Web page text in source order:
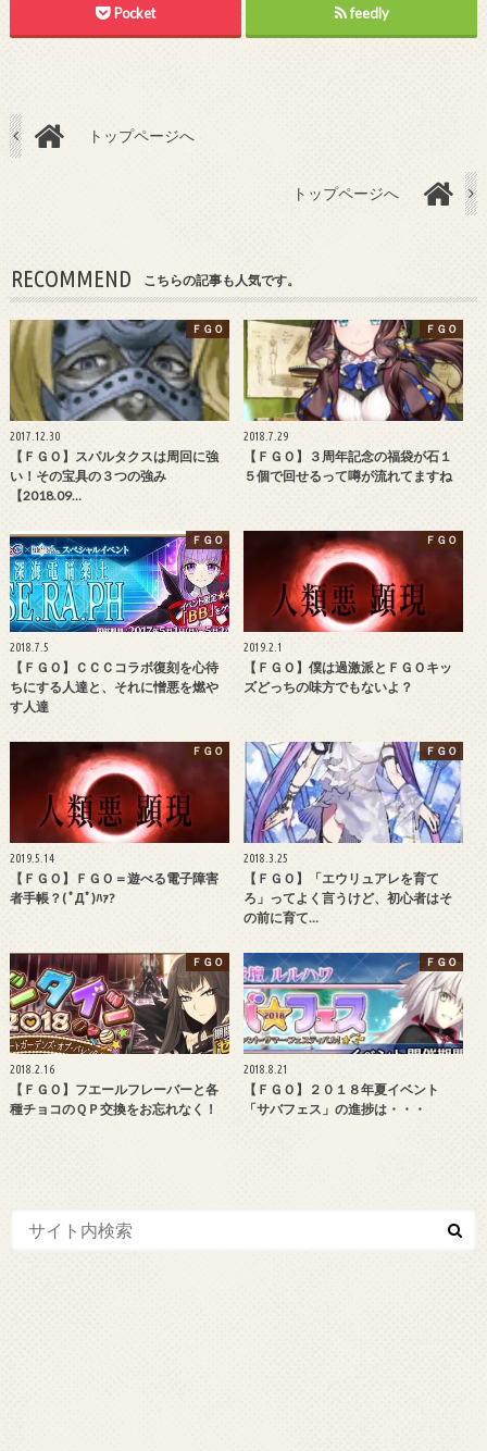
Pocket feedly
トップページへ
トップページへ
RECOMMEND こちらの記事も人気です。
ＦＧＯ
2017.12.30
【ＦＧＯ】スパルタクスは周回に強
い！その宝具の３つの強み
【2018.09…
ＦＧＯ
2018.7.29
【ＦＧＯ】３周年記念の福袋が石１
５個で回せるって噂が流れてますね
ＦＧＯ
2018.7.5
【ＦＧＯ】ＣＣＣコラボ復刻を心待
ちにする人達と、それに憎悪を燃や
す人達
ＦＧＯ
2019.2.1
【ＦＧＯ】僕は過激派とＦＧＯキッ
ズどっちの味方でもないよ？
ＦＧＯ
2019.5.14
【ＦＧＯ】ＦＧＯ＝遊べる電子障害
者手帳？( ﾟДﾟ)ﾊｧ?
ＦＧＯ
2018.3.25
【ＦＧＯ】「エウリュアレを育て
ろ」ってよく言うけど、初心者はそ
の前に育て…
ＦＧＯ
2018.2.16
【ＦＧＯ】フエールフレーバーと各
種チョコのＱＰ交換をお忘れなく！
ＦＧＯ
2018.8.21
【ＦＧＯ】２０１８年夏イベント
「サバフェス」の進捗は・・・